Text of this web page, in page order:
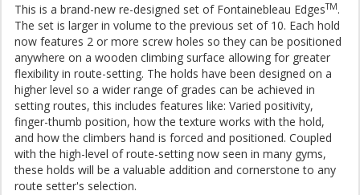
This is a brand-new re-designed set of Fontainebleau EdgesTM.
The set is larger in volume to the previous set of 10. Each hold
now features 2 or more screw holes so they can be positioned
anywhere on a wooden climbing surface allowing for greater
flexibility in route-setting. The holds have been designed on a
higher level so a wider range of grades can be achieved in
setting routes, this includes features like: Varied positivity,
finger-thumb position, how the texture works with the hold,
and how the climbers hand is forced and positioned. Coupled
with the high-level of route-setting now seen in many gyms,
these holds will be a valuable addition and cornerstone to any
route setter's selection.